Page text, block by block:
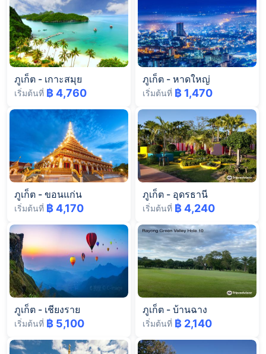
ภูเก็ต - เกาะสมุย
เริ่มต้นที่ ฿ 4,760
ภูเก็ต - หาดใหญ่
เริ่มต้นที่ ฿ 1,470
ภูเก็ต - ขอนแก่น
เริ่มต้นที่ ฿ 4,170
ภูเก็ต - อุดรธานี
เริ่มต้นที่ ฿ 4,240
ภูเก็ต - เชียงราย
เริ่มต้นที่ ฿ 5,100
ภูเก็ต - บ้านฉาง
เริ่มต้นที่ ฿ 2,140